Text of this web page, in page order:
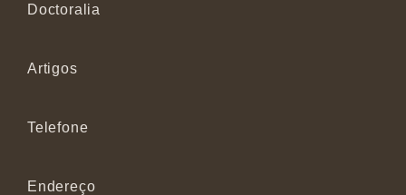
Doctoralia
Artigos
Telefone
Endereço